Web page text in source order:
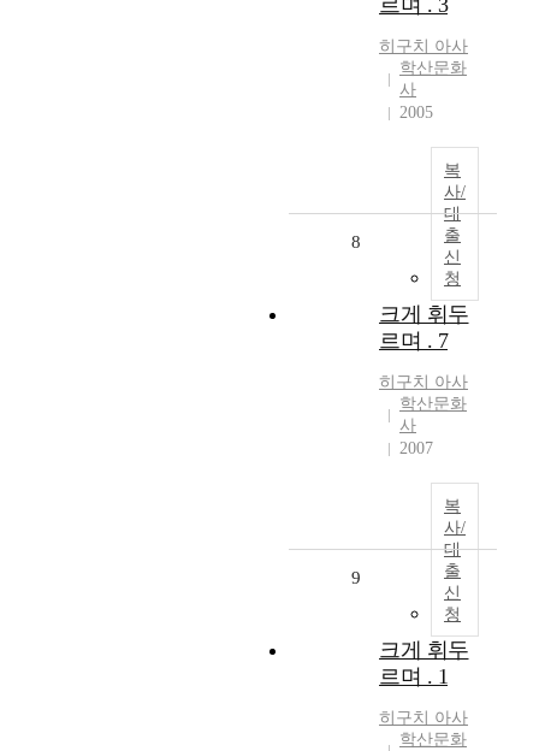
르며 . 3
히구치
아사
학산문화
사
2005
복
사/
대
출
신
청
8
크게 휘두
르며 . 7
히구치
아사
학산문화
사
2007
복
사/
대
출
신
청
9
크게 휘두
르며 . 1
히구치
아사
학산문화